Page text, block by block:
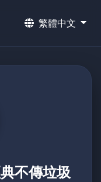
繁體中文
不傳垃圾